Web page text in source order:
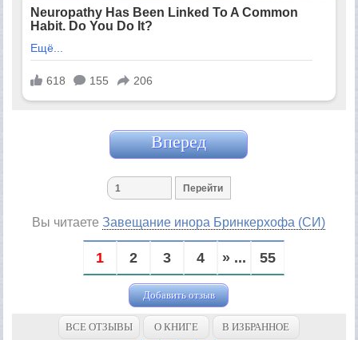
Вперед
Вы читаетеЗавещание инора Бринкерхофа (СИ)
1 2 3 4 » ... 55
Добавить отзыв
ВСЕ ОТЗЫВЫ О КНИГЕ В ИЗБРАННОЕ